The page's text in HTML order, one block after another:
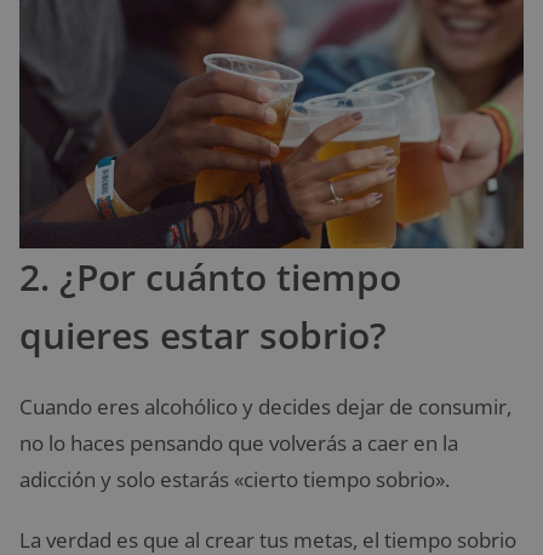
2. ¿Por cuánto tiempo
quieres estar sobrio?
Cuando eres alcohólico y decides dejar de consumir,
no lo haces pensando que volverás a caer en la
adicción y solo estarás «cierto tiempo sobrio».
La verdad es que al crear tus metas, el tiempo sobrio